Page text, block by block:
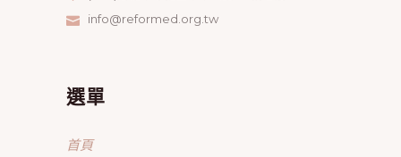
info@reformed.org.tw
選單
首頁